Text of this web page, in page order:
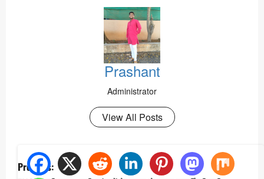
Prashant
Administrator
View All Posts
P
Previous: